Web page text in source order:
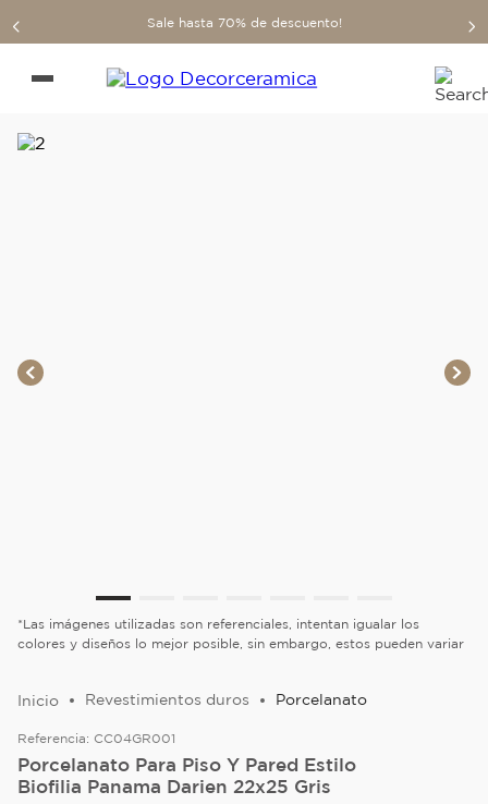
Sale hasta 70% de descuento!
*Las imágenes utilizadas son referenciales, intentan igualar los
colores y diseños lo mejor posible, sin embargo, estos pueden variar
Revestimientos duros Porcelanato
Referencia: CC04GR001
Porcelanato Para Piso Y Pared Estilo
Biofilia Panama Darien 22x25 Gris